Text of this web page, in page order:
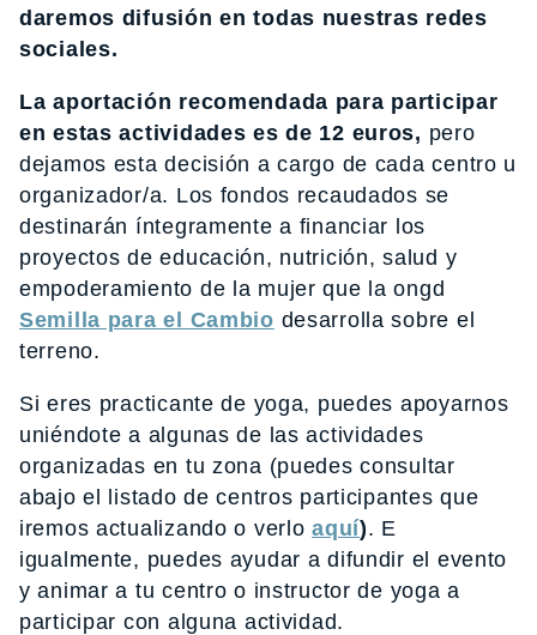
daremos difusión en todas nuestras redes
sociales.
La aportación recomendada para participar
en estas actividades es de 12 euros, pero
dejamos esta decisión a cargo de cada centro u
organizador/a. Los fondos recaudados se
destinarán íntegramente a financiar los
proyectos de educación, nutrición, salud y
empoderamiento de la mujer que la ongd
Semilla para el Cambio desarrolla sobre el
terreno.
Si eres practicante de yoga, puedes apoyarnos
uniéndote a algunas de las actividades
organizadas en tu zona (puedes consultar
abajo el listado de centros participantes que
iremos actualizando o verloaquí). E
igualmente, puedes ayudar a difundir el evento
y animar a tu centro o instructor de yoga a
participar con alguna actividad.